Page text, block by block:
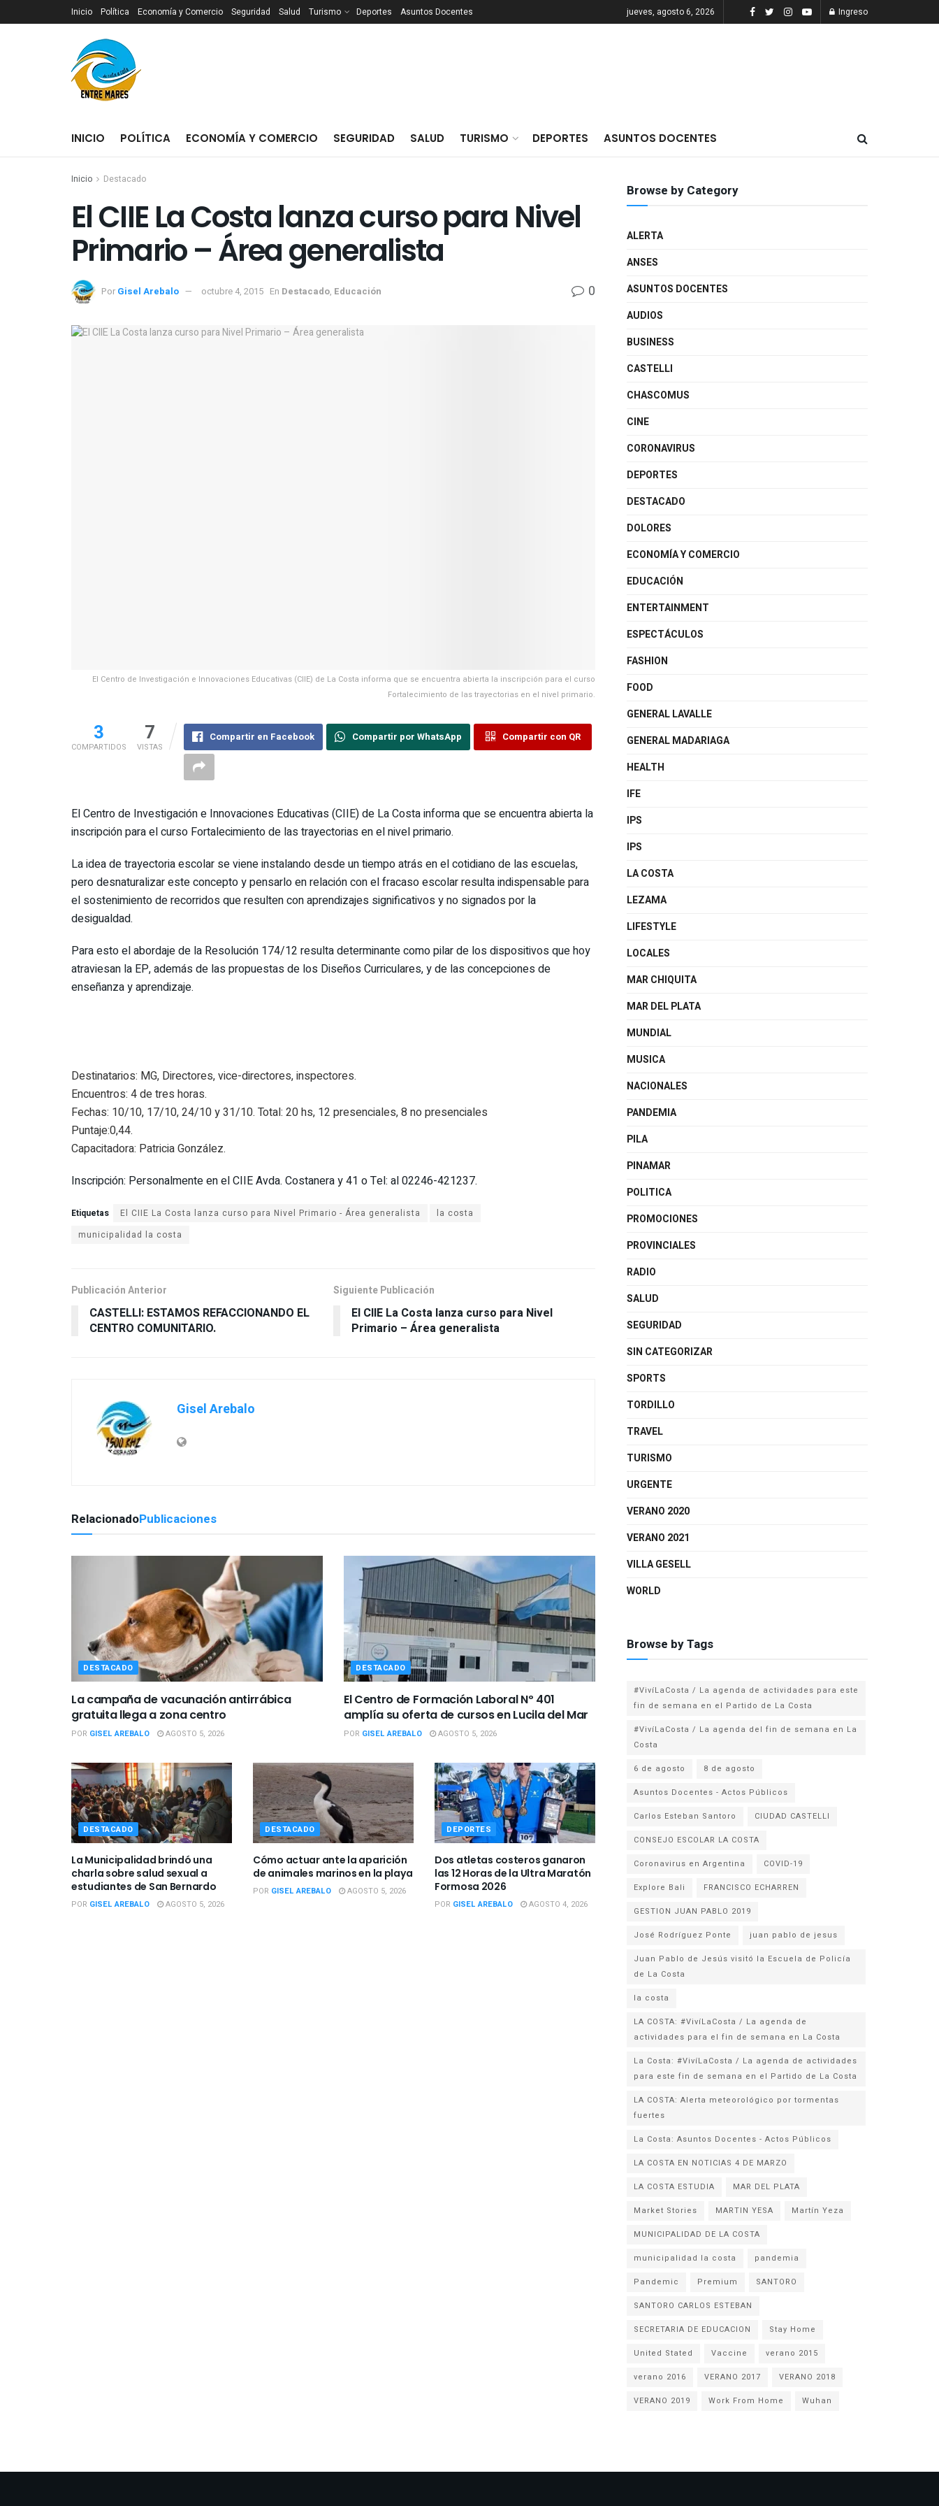
Inicio Política Economía y Comercio Seguridad Salud Turismo Deportes Asuntos Docentes jueves, agosto 6, 2026 Ingreso
INICIO POLÍTICA ECONOMÍA Y COMERCIO SEGURIDAD SALUD TURISMO DEPORTES ASUNTOS DOCENTES
Inicio Destacado
El CIIE La Costa lanza curso para Nivel
Por Gisel Arebalo octubre 4, 2015 En Destacado, Educación 0
El Centro de Investigación e Innovaciones Educativas (CIIE) de La Costa informa que se encuentra abierta la inscripción para el curso
Fortalecimiento de las trayectorias en el nivel primario.
3
COMPARTIDOS
7
VISTAS
Compartir en Facebook Compartir por WhatsApp Compartir con QR
El Centro de Investigación e Innovaciones Educativas (CIIE) de La Costa informa que se encuentra abierta la
inscripción para el curso Fortalecimiento de las trayectorias en el nivel primario.
La idea de trayectoria escolar se viene instalando desde un tiempo atrás en el cotidiano de las escuelas,
pero desnaturalizar este concepto y pensarlo en relación con el fracaso escolar resulta indispensable para
el sostenimiento de recorridos que resulten con aprendizajes significativos y no signados por la
desigualdad.
Para esto el abordaje de la Resolución 174/12 resulta determinante como pilar de los dispositivos que hoy
atraviesan la EP, además de las propuestas de los Diseños Curriculares, y de las concepciones de
enseñanza y aprendizaje.
Destinatarios: MG, Directores, vice-directores, inspectores.
Encuentros: 4 de tres horas.
Fechas: 10/10, 17/10, 24/10 y 31/10. Total: 20 hs, 12 presenciales, 8 no presenciales
Puntaje:0,44.
Capacitadora: Patricia González.
Inscripción: Personalmente en el CIIE Avda. Costanera y 41 o Tel: al 02246-421237.
Etiquetas
la costa
municipalidad la costa
Publicación Anterior
CASTELLI: ESTAMOS REFACCIONANDO EL
Siguiente Publicación
El CIIE La Costa lanza curso para Nivel
Gisel Arebalo
RelacionadoPublicaciones
DESTACADO
La campaña de vacunación antirrábica
gratuita llega a zona centro
POR GISEL AREBALO AGOSTO 5, 2026
DESTACADO
El Centro de Formación Laboral Nº 401
amplía su oferta de cursos en Lucila del Mar
POR GISEL AREBALO AGOSTO 5, 2026
DESTACADO
La Municipalidad brindó una
charla sobre salud sexual a
estudiantes de San Bernardo
POR GISEL AREBALO AGOSTO 5, 2026
DESTACADO
Cómo actuar ante la aparición
de animales marinos en la playa
POR GISEL AREBALO AGOSTO 5, 2026
DEPORTES
Dos atletas costeros ganaron
las 12 Horas de la Ultra Maratón
Formosa 2026
POR GISEL AREBALO AGOSTO 4, 2026
Browse by Category
ALERTA
ANSES
ASUNTOS DOCENTES
AUDIOS
BUSINESS
CASTELLI
CHASCOMUS
CINE
CORONAVIRUS
DEPORTES
DESTACADO
DOLORES
ECONOMÍA Y COMERCIO
EDUCACIÓN
ENTERTAINMENT
ESPECTÁCULOS
FASHION
FOOD
GENERAL LAVALLE
GENERAL MADARIAGA
HEALTH
IFE
IPS
IPS
LA COSTA
LEZAMA
LIFESTYLE
LOCALES
MAR CHIQUITA
MAR DEL PLATA
MUNDIAL
MUSICA
NACIONALES
PANDEMIA
PILA
PINAMAR
POLITICA
PROMOCIONES
PROVINCIALES
RADIO
SALUD
SEGURIDAD
SIN CATEGORIZAR
SPORTS
TORDILLO
TRAVEL
TURISMO
URGENTE
VERANO 2020
VERANO 2021
VILLA GESELL
WORLD
Browse by Tags
#VivíLaCosta / La agenda de actividades para este
fin de semana en el Partido de La Costa
#VivíLaCosta / La agenda del fin de semana en La
Costa
6 de agosto
8 de agosto
Asuntos Docentes - Actos Públicos
Carlos Esteban Santoro
CIUDAD CASTELLI
CONSEJO ESCOLAR LA COSTA
Coronavirus en Argentina
COVID-19
Explore Bali
FRANCISCO ECHARREN
GESTION JUAN PABLO 2019
José Rodríguez Ponte
juan pablo de jesus
Juan Pablo de Jesús visitó la Escuela de Policía
la costa
LA COSTA: #VivíLaCosta / La agenda de
actividades para el fin de semana en La Costa
La Costa: #VivíLaCosta / La agenda de actividades
para este fin de semana en el Partido de La Costa
LA COSTA: Alerta meteorológico por tormentas
fuertes
La Costa: Asuntos Docentes - Actos Públicos
LA COSTA EN NOTICIAS 4 DE MARZO
LA COSTA ESTUDIA
MAR DEL PLATA
Market Stories
MARTIN YESA
Martín Yeza
MUNICIPALIDAD DE LA COSTA
municipalidad la costa
pandemia
Pandemic
Premium
SANTORO
SANTORO CARLOS ESTEBAN
SECRETARIA DE EDUCACION
Stay Home
United Stated
Vaccine
verano 2015
verano 2016
VERANO 2017
VERANO 2018
VERANO 2019
Work From Home Wuhan